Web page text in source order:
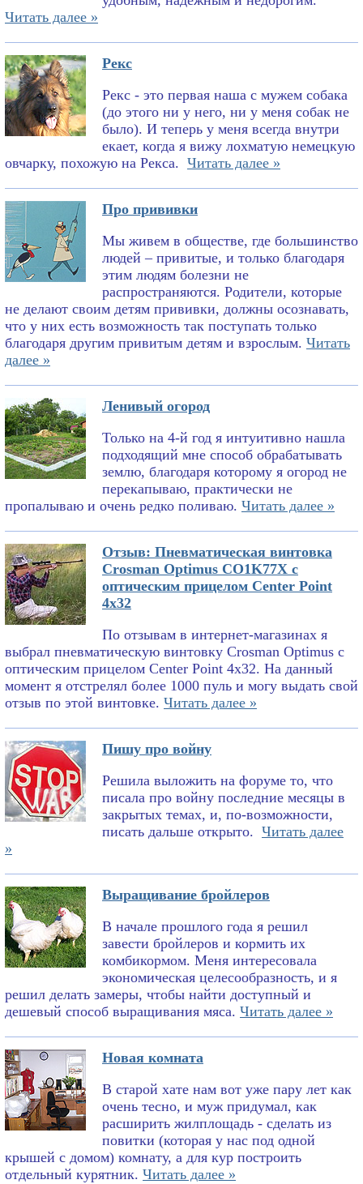
Читать далее »
Рекс
Рекс - это первая наша с мужем собака
(до этого ни у него, ни у меня собак не
было). И теперь у меня всегда внутри
екает, когда я вижу лохматую немецкую
овчарку, похожую на Рекса. Читать далее »
Про прививки
Мы живем в обществе, где большинство
людей – привитые, и только благодаря
этим людям болезни не
распространяются. Родители, которые
не делают своим детям прививки, должны осознавать,
что у них есть возможность так поступать только
благодаря другим привитым детям и взрослым. Читать
далее »
Ленивый огород
Только на 4-й год я интуитивно нашла
подходящий мне способ обрабатывать
землю, благодаря которому я огород не
перекапываю, практически не
пропалываю и очень редко поливаю. Читать далее »
Отзыв: Пневматическая винтовка
Crosman Optimus CO1K77X с
оптическим прицелом Center Point
4x32
По отзывам в интернет-магазинах я
выбрал пневматическую винтовку Crosman Optimus с
оптическим прицелом Center Point 4x32. На данный
момент я отстрелял более 1000 пуль и могу выдать свой
отзыв по этой винтовке. Читать далее »
Пишу про войну
Решила выложить на форуме то, что
писала про войну последние месяцы в
закрытых темах, и, по-возможности,
писать дальше открыто. Читать далее
»
Выращивание бройлеров
В начале прошлого года я решил
завести бройлеров и кормить их
комбикормом. Меня интересовала
экономическая целесообразность, и я
решил делать замеры, чтобы найти доступный и
дешевый способ выращивания мяса. Читать далее »
Новая комната
В старой хате нам вот уже пару лет как
очень тесно, и муж придумал, как
расширить жилплощадь - сделать из
повитки (которая у нас под одной
крышей с домом) комнату, а для кур построить
отдельный курятник. Читать далее »